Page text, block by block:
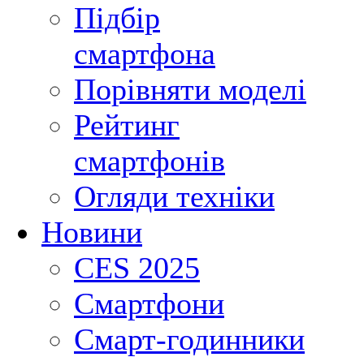
Підбір
смартфона
Порівняти моделі
Рейтинг
смартфонів
Огляди техніки
Новини
CES 2025
Смартфони
Смарт-годинники